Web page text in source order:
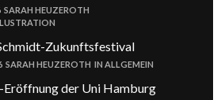
SARAH HEUZEROTH
Zukunftsfestival
SARAH HEUZEROTH IN ALLGEMEIN
Eröffnung der Uni Hamburg